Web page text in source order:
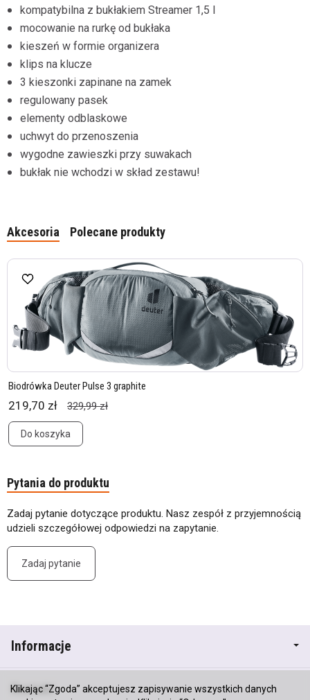
kompatybilna z bukłakiem Streamer 1,5 l
mocowanie na rurkę od bukłaka
kieszeń w formie organizera
klips na klucze
3 kieszonki zapinane na zamek
regulowany pasek
elementy odblaskowe
uchwyt do przenoszenia
wygodne zawieszki przy suwakach
bukłak nie wchodzi w skład zestawu!
Akcesoria Polecane produkty
Biodrówka Deuter Pulse 3 graphite
219,70 zł 329,99 zł
Do koszyka
Pytania do produktu
Zadaj pytanie dotyczące produktu. Nasz zespół z przyjemnością
udzieli szczegółowej odpowiedzi na zapytanie.
Zadaj pytanie
Informacje
Kontakt
Klikając “Zgoda” akceptujesz zapisywanie wszystkich danych